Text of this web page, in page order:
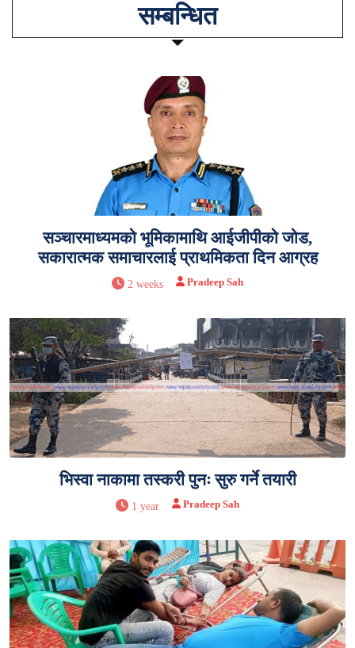
सम्बन्धित
सञ्चारमाध्यमको भूमिकामाथि आईजीपीको जोड,
सकारात्मक समाचारलाई प्राथमिकता दिन आग्रह
2 weeks Pradeep Sah
भिस्वा नाकामा तस्करी पुनः सुरु गर्ने तयारी
1 year Pradeep Sah